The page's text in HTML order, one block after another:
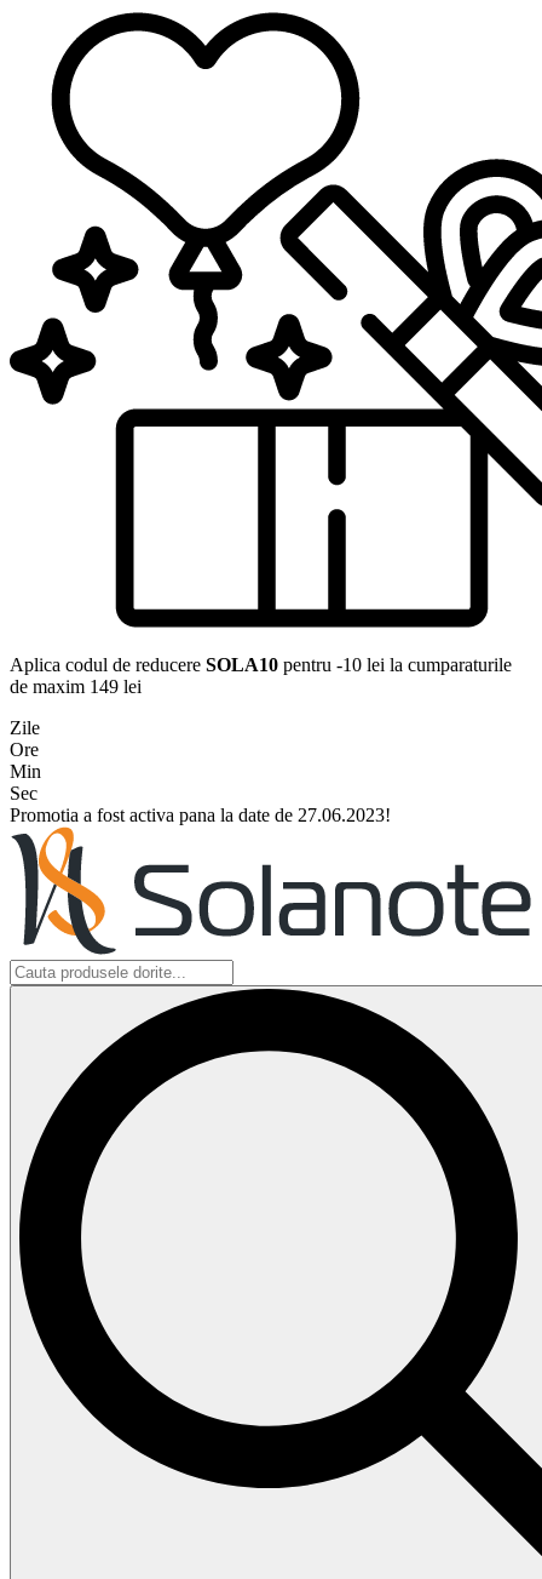
conținut
Aplica codul de reducere SOLA10 pentru -10 lei la cumparaturile
de maxim 149 lei
Zile
Ore
Min
Sec
Promotia a fost activa pana la date de 27.06.2023!
Search
...